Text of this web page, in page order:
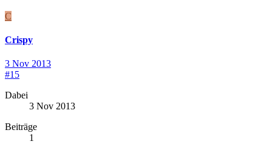
C
Crispy
3 Nov 2013
#15
Dabei
3 Nov 2013
Beiträge
1